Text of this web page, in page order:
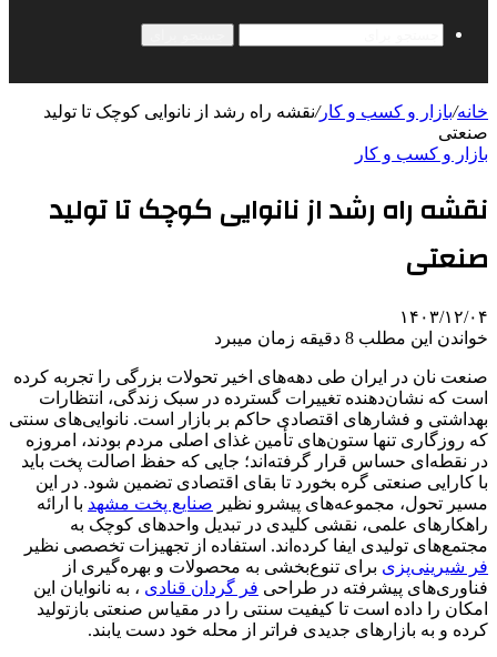
خانه/بازار و کسب و کار/نقشه راه رشد از نانوایی کوچک تا تولید
صنعتی
بازار و کسب و کار
نقشه راه رشد از نانوایی کوچک تا تولید
صنعتی
۱۴۰۳/۱۲/۰۴
خواندن این مطلب 8 دقیقه زمان میبرد
صنعت نان در ایران طی دهه‌های اخیر تحولات بزرگی را تجربه کرده
است که نشان‌دهنده تغییرات گسترده در سبک زندگی، انتظارات
بهداشتی و فشارهای اقتصادی حاکم بر بازار است. نانوایی‌های سنتی
که روزگاری تنها ستون‌های تأمین غذای اصلی مردم بودند، امروزه
در نقطه‌ای حساس قرار گرفته‌اند؛ جایی که حفظ اصالت پخت باید
با کارایی صنعتی گره بخورد تا بقای اقتصادی تضمین شود. در این
مسیر تحول، مجموعه‌های پیشرو نظیر صنایع پخت مشهد با ارائه
راهکارهای علمی، نقشی کلیدی در تبدیل واحدهای کوچک به
مجتمع‌های تولیدی ایفا کرده‌اند. استفاده از تجهیزات تخصصی نظیر
فر شیرینی‌پزی برای تنوع‌بخشی به محصولات و بهره‌گیری از
فناوری‌های پیشرفته در طراحی فر گردان قنادی ، به نانوایان این
امکان را داده است تا کیفیت سنتی را در مقیاس صنعتی بازتولید
کرده و به بازارهای جدیدی فراتر از محله خود دست یابند.